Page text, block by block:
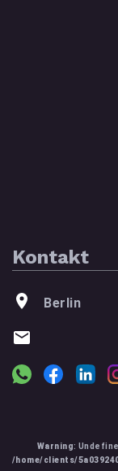
Kontakt
Berlin
Warning:
/home/clients/